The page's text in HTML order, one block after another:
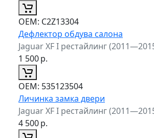
ОЕМ: C2Z13304
Дефлектор обдува салона
Jaguar XF I рестайлинг
1 500р.
ОЕМ: 535123504
Личинка замка двери
Jaguar XF I рестайлинг
4 500р.